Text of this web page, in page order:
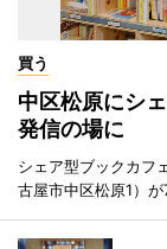
買う
中区松原にシ
発信の場に
シェア型ブックカフ
古屋市中区松原1）が